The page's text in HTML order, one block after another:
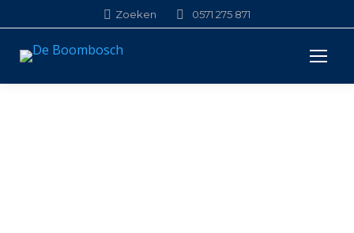
Search:
Zoeken 0571 275 871